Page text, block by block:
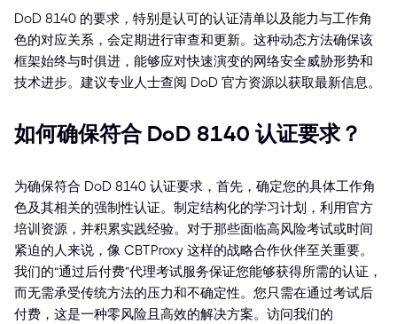
DoD 8140 的要求，特别是认可的认证清单以及能力与工作角
色的对应关系，会定期进行审查和更新。这种动态方法确保该
框架始终与时俱进，能够应对快速演变的网络安全威胁形势和
技术进步。建议专业人士查阅 DoD 官方资源以获取最新信息。
如何确保符合 DoD 8140 认证要求？
为确保符合 DoD 8140 认证要求，首先，确定您的具体工作角
色及其相关的强制性认证。制定结构化的学习计划，利用官方
培训资源，并积累实践经验。对于那些面临高风险考试或时间
紧迫的人来说，像 CBTProxy 这样的战略合作伙伴至关重要。
我们的“通过后付费”代理考试服务保证您能够获得所需的认证，
而无需承受传统方法的压力和不确定性。您只需在通过考试后
付费，这是一种零风险且高效的解决方案。访问我们的